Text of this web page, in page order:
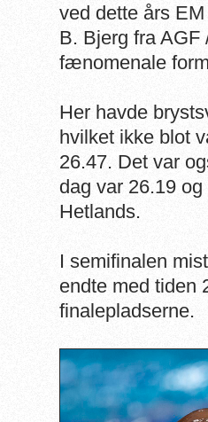
ved dette års
B. Bjerg fra
fænomenale
Her havde
hvilket ikke blot
26.47. Det var
dag var 26.19
Hetlands.
I semifinalen
endte med tiden
finalepladserne.